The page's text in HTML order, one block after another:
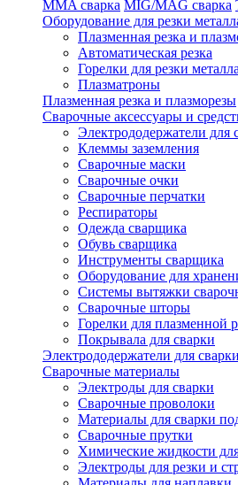
MMA сварка MIG/MAG сварка
Оборудование для резки
Плазменная резка и
Автоматическая резка
Горелки для резки металла
Плазматроны
Плазменная резка и плазморезы
Сварочные аксессуары и
Электрододержатели для
Клеммы заземления
Сварочные маски
Сварочные очки
Сварочные перчатки
Респираторы
Одежда сварщика
Обувь сварщика
Инструменты сварщика
Оборудование для
Системы вытяжки
Сварочные шторы
Горелки для плазменной
Покрывала для сварки
Электрододержатели для сварки
Сварочные материалы
Электроды для сварки
Сварочные проволоки
Материалы для сварки
Сварочные прутки
Химические жидкости
Электроды для резки и